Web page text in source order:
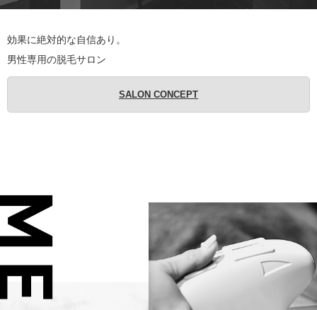
効果に絶対的な自信あり。
男性専用の脱毛サロン
SALON CONCEPT